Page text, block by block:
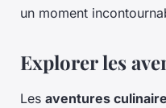
un moment
Explorer les
Les aventures